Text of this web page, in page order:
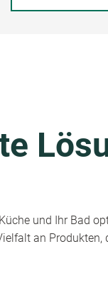
und Ihr Bad
an